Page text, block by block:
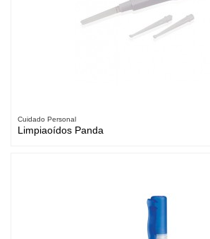
Cuidado Personal
Limpiaoídos Panda